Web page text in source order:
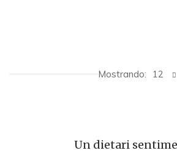
Mostrando: 12
Un dietari